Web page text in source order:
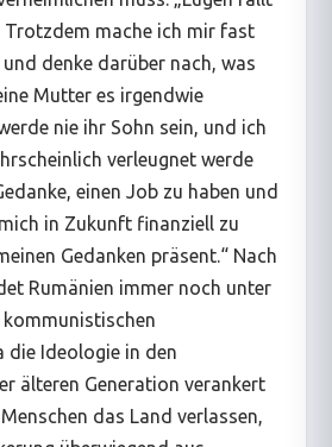
Trotzdem mache ich mir fast
denke darüber nach, was
Mutter es irgendwie
nie ihr Sohn sein, und ich
verleugnet werde
einen Job zu haben und
in Zukunft finanziell zu
Gedanken präsent.“ Nach
Rumänien immer noch unter
kommunistischen
die Ideologie in den
älteren Generation verankert
das Land verlassen,